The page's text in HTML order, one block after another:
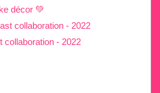
décor 💚
collaboration - 2022